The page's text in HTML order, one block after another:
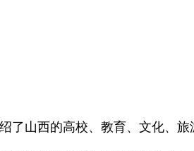
了山西的高校、教育、文化、